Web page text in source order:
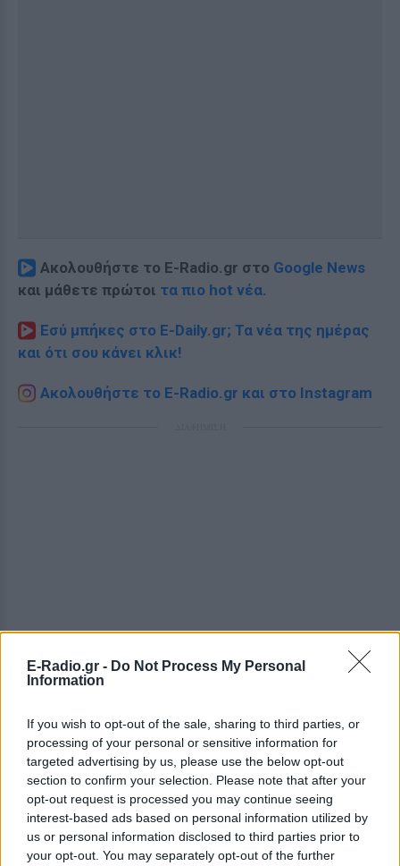
E-Radio.gr - Do Not Process My Personal
Information
If you wish to opt-out of the sale, sharing to third parties, or
processing of your personal or sensitive information for
targeted advertising by us, please use the below opt-out
section to confirm your selection. Please note that after your
opt-out request is processed you may continue seeing
interest-based ads based on personal information utilized by
us or personal information disclosed to third parties prior to
your opt-out. You may separately opt-out of the further
Ακολουθήστε το E-Radio.gr στο Google News
και μάθετε πρώτοι τα πιο hot νέα.
Εσύ μπήκες στο E-Daily.gr; Τα νέα της ημέρας
και ότι σου κάνει κλικ!
Ακολουθήστε το E-Radio.gr και στο Instagram
ΔΕΙΤΕ ΕΠΙΣΗΣ